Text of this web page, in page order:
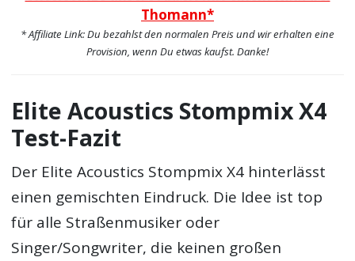
Thomann*
* Affiliate Link: Du bezahlst den normalen Preis und wir erhalten eine
Provision, wenn Du etwas kaufst. Danke!
Elite Acoustics Stompmix X4
Test-Fazit
Der Elite Acoustics Stompmix X4 hinterlässt
einen gemischten Eindruck. Die Idee ist top
für alle Straßenmusiker oder
Singer/Songwriter, die keinen großen